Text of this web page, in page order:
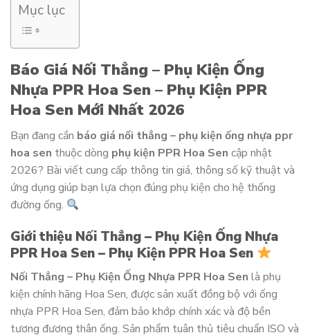
Mục lục
Báo Giá Nối Thẳng – Phụ Kiện Ống
Nhựa PPR Hoa Sen – Phụ Kiện PPR
Hoa Sen Mới Nhất 2026
Bạn đang cần báo giá nối thẳng – phụ kiện ống nhựa ppr
hoa sen thuộc dòng phụ kiện PPR Hoa Sen cập nhật
2026? Bài viết cung cấp thông tin giá, thông số kỹ thuật và
ứng dụng giúp bạn lựa chọn đúng phụ kiện cho hệ thống
đường ống.
Giới thiệu Nối Thẳng – Phụ Kiện Ống Nhựa
PPR Hoa Sen – Phụ Kiện PPR Hoa Sen
Nối Thẳng – Phụ Kiện Ống Nhựa PPR Hoa Sen là phụ
kiện chính hãng Hoa Sen, được sản xuất đồng bộ với ống
nhựa PPR Hoa Sen, đảm bảo khớp chính xác và độ bền
tương đương thân ống. Sản phẩm tuân thủ tiêu chuẩn ISO và